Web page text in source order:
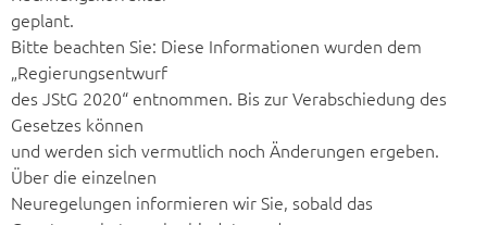
geplant.
Bitte beachten Sie: Diese Informationen wurden dem
„Regierungsentwurf
des JStG 2020“ entnommen. Bis zur Verabschiedung des
Gesetzes können
und werden sich vermutlich noch Änderungen ergeben.
Über die einzelnen
Neuregelungen informieren wir Sie, sobald das